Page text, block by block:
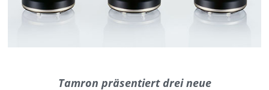
Tamron präsentiert drei neue